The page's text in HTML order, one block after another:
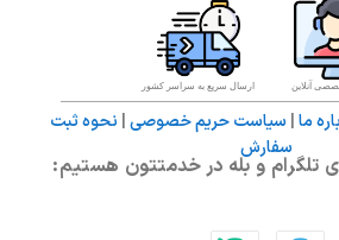
آنلاین ارسال سریع به سراسر کشور
ما سیاست حریم خصوصی نحوه ثبت
سفارش
تلگرام و بله در خدمتتون هستیم: